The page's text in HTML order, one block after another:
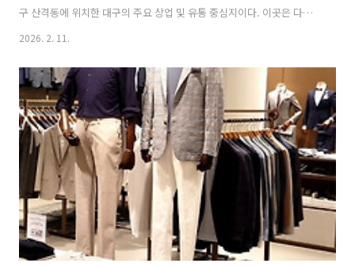
구 산격동에 위치한 대구의 주요 상업 및 유통 중심지이다. 이곳은 다양
한 업종의 상점과 도소매업체들이 밀집해 있어, 지역 경제의 중요한 역할
상인들 간의 활발한 거래가 이루어지는 장소이다. 또한, 이 단지는 대형
마트, 전문 상점, 식품 및 생활용품 매장 등이 갖추어져 있어, 쇼핑을 위
한 좋은 장소로 알려져 있다. 다양한 유통업체들이 모여 있어 가격 경쟁
력이 높고, 다양한 소비자들의 요구를 충족시킬 수 있다. 대구종합유통단
지는 교통이 편리하게 연결되어 있어 접근성이 좋으며, 대구를 대표..
2026. 2. 11.